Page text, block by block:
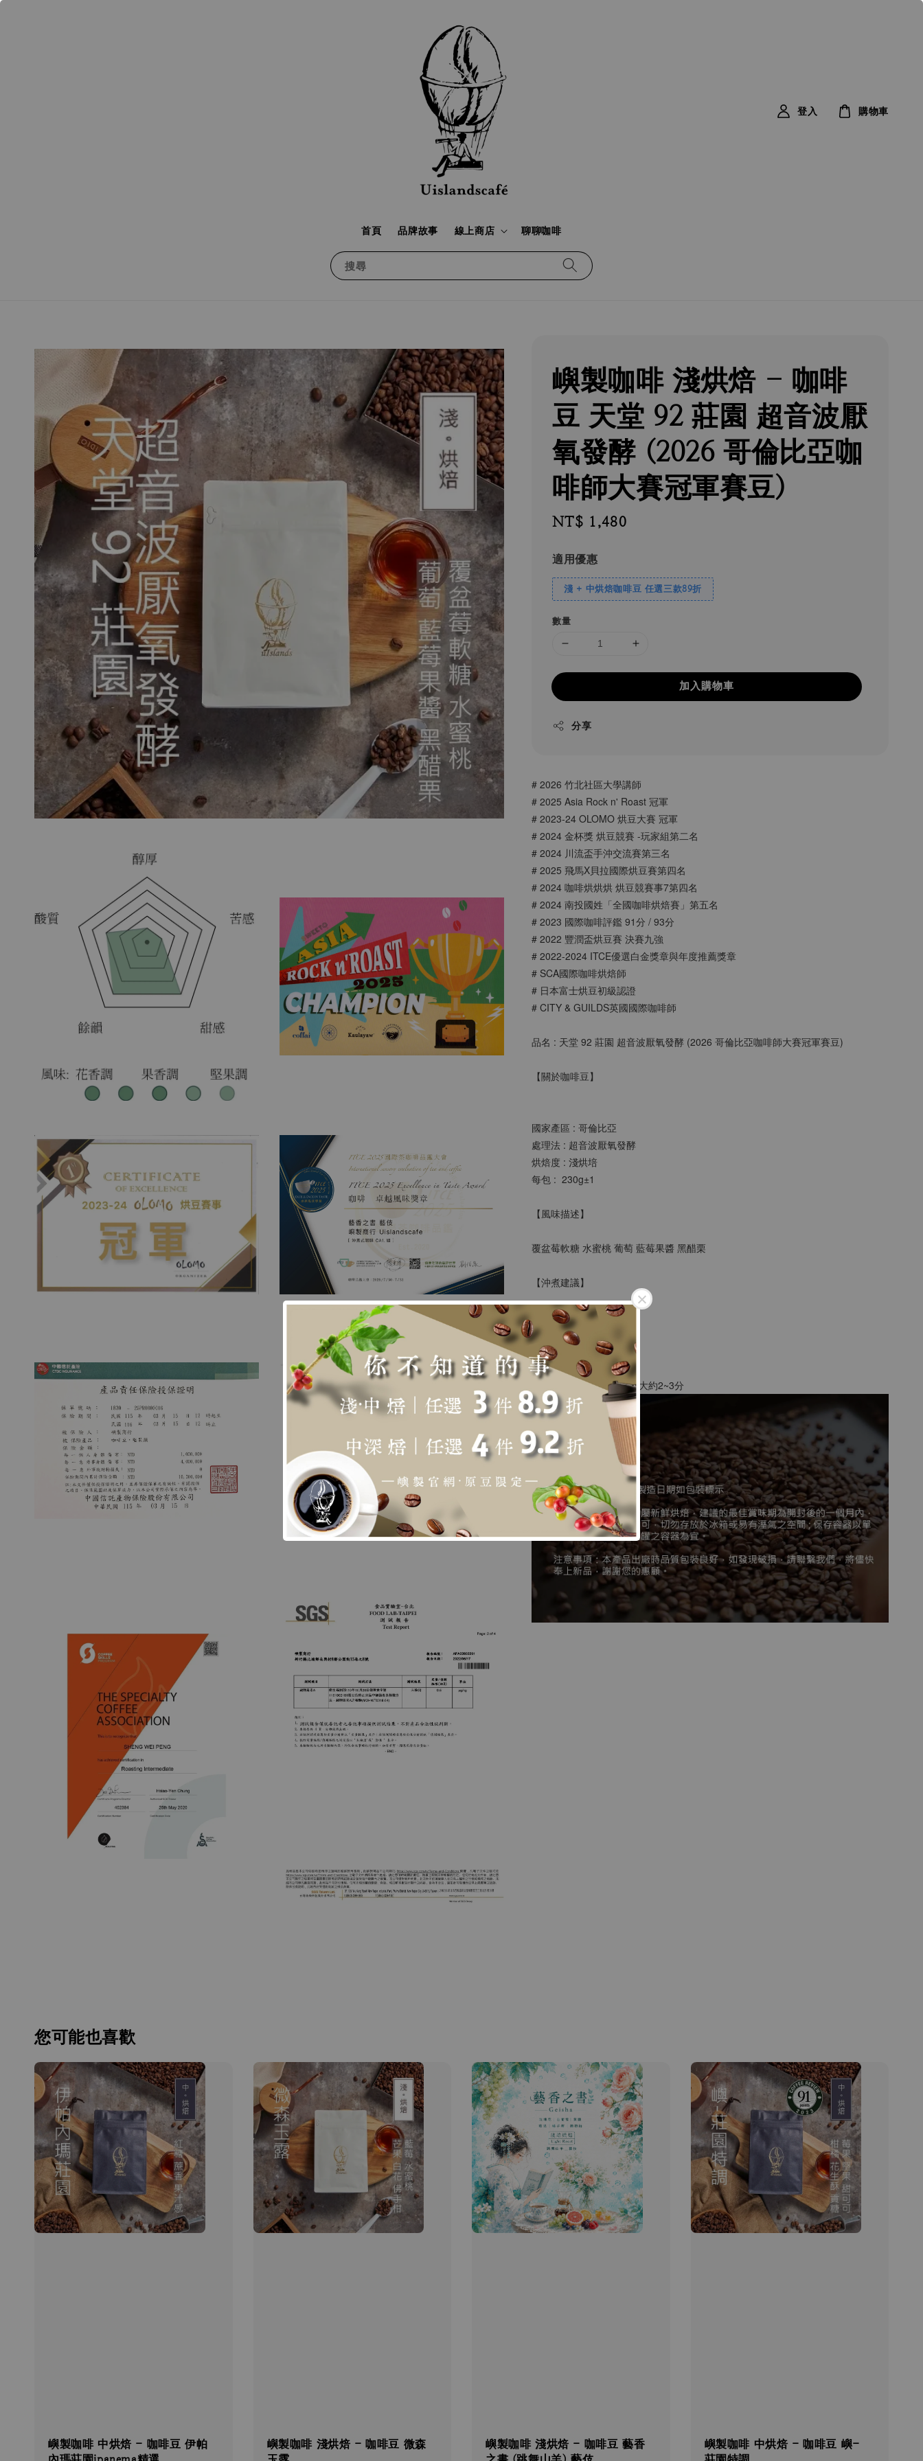
搜尋
首頁 品牌故事 線上商店 聊聊咖啡
登入 購物車
嶼製咖啡 淺烘焙 - 咖啡
豆 天堂 92 莊園 超音波厭
氧發酵 (2026 哥倫比亞咖
啡師大賽冠軍賽豆)
Regular
NT$ 1,480
適用優惠
淺 + 中烘焙咖啡豆 任選三款89折
數量
加入購物車
分享
# 2026 竹北社區大學講師
# 2025 Asia Rock n' Roast 冠軍
# 2023-24 OLOMO 烘豆大賽 冠軍
# 2024 金杯獎 烘豆競賽 -玩家組第二名
# 2024 川流盃手沖交流賽第三名
# 2025 飛馬X貝拉國際烘豆賽第四名
# 2024 咖啡烘烘烘 烘豆競賽事7第四名
# 2024 南投國姓「全國咖啡烘焙賽」第五名
# 2023 國際咖啡評鑑 91分 / 93分
# 2022 豐潤盃烘豆賽 決賽九強
# 2022-2024 ITCE優選⽩⾦獎章與年度推薦獎章
# SCA國際咖啡烘焙師
# 日本富士烘豆初級認證
# CITY & GUILDS英國國際咖啡師
品名 : 天堂 92 莊園 超音波厭氧發酵 (2026 哥倫比亞咖啡師大賽冠軍賽豆)
【關於咖啡豆】
國家產區 : 哥倫比亞
處理法 : 超音波厭氧發酵
烘焙度 : 淺烘培
每包 :  230g±1
【風味描述】
覆盆莓軟糖 水蜜桃 葡萄 藍莓果醬 黑醋栗
【沖煮建議】
研 磨 : 類似二號砂糖粗細
粉 水 比 : 1:15 ~ 18
水 溫 : 90 ~ 92度
悶蒸時間 : 30秒
總 時 間 : 以20g粉為例，大約2~3分
您可能也喜歡
嶼製咖啡 中烘焙 - 咖啡豆 伊帕
嶼製咖啡 淺烘焙 - 咖啡豆 微森
嶼製咖啡 淺烘焙 - 咖啡豆 藝香
嶼製咖啡 中烘焙 - 咖啡豆 嶼-